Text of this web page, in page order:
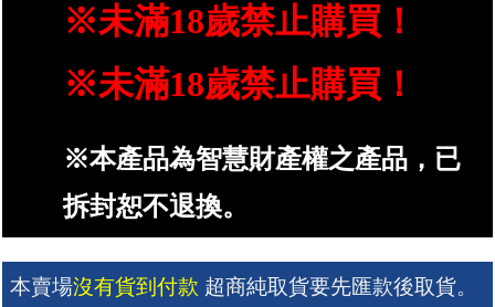
※未滿18歲禁止購買！
※未滿18歲禁止購買！
※本產品為智慧財產權之產品，已
拆封恕不退換。
本賣場沒有貨到付款 超商純取貨要先匯款後取貨。